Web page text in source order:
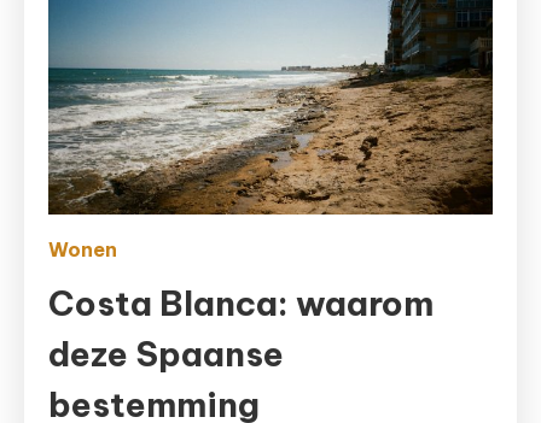
Wonen
Costa Blanca: waarom
deze Spaanse
bestemming